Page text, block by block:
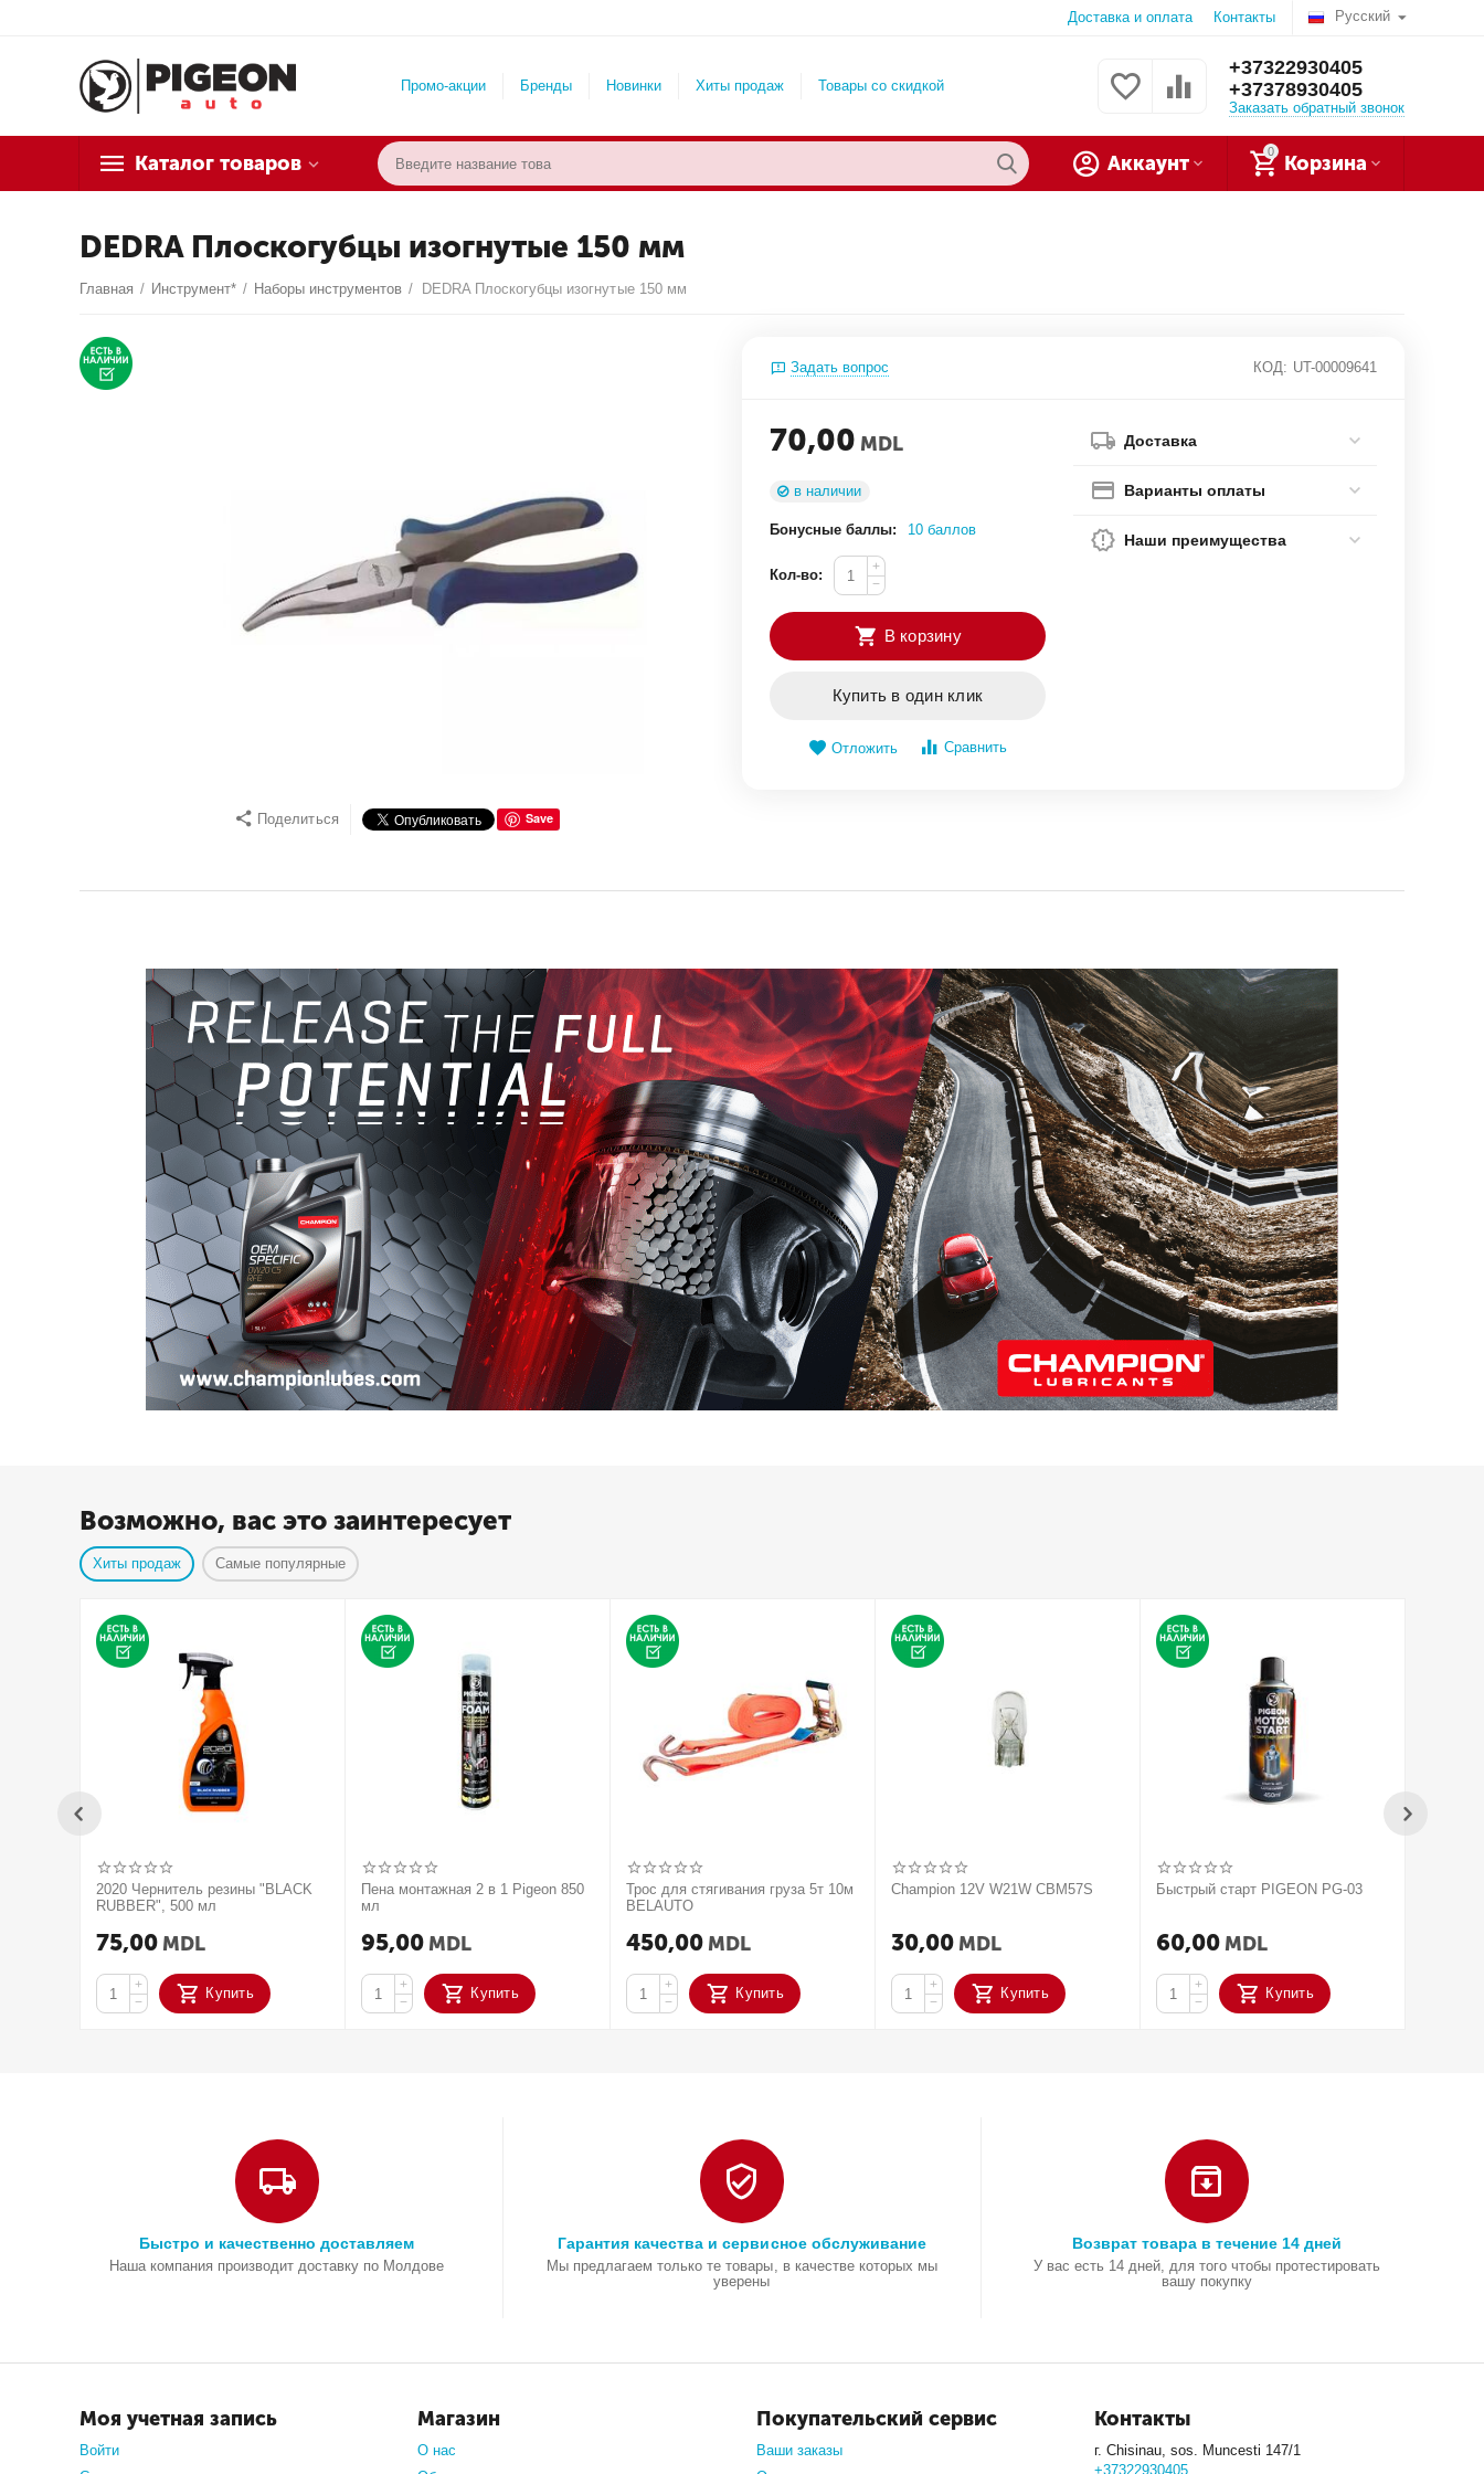
Русский
Доставка и оплата Контакты
Промо-акции Бренды Новинки Хиты продаж Товары со скидкой
+37322930405
+37378930405
Заказать обратный звонок
Каталог товаров
0
Корзина
Аккаунт
DEDRA Плоскогубцы изогнутые 150 мм
Главная / Инструмент* / Наборы инструментов / DEDRA Плоскогубцы изогнутые 150 мм
Поделиться Save
Задать вопрос КОД: UT-00009641
70,00 MDL
в наличии
Бонусные баллы: 10 баллов
Кол-во:
+
−
В корзину
Купить в один клик
Отложить Сравнить
Доставка
Варианты оплаты
Наши преимущества
Возможно, вас это заинтересует
Хиты продаж Самые популярные
2020 Чернитель резины "BLACK
RUBBER", 500 мл
75,00 MDL
+
−
Купить
Пена монтажная 2 в 1 Pigeon 850
мл
95,00 MDL
+
−
Купить
Трос для стягивания груза 5т 10м
BELAUTO
450,00 MDL
+
−
Купить
Champion 12V W21W CBM57S
30,00 MDL
+
−
Купить
Быстрый старт PIGEON PG-03
60,00 MDL
+
−
Купить
Быстро и качественно доставляем
Наша компания производит доставку по Молдове
Гарантия качества и сервисное обслуживание
Мы предлагаем только те товары, в качестве которых мы
уверены
Возврат товара в течение 14 дней
У вас есть 14 дней, для того чтобы протестировать
вашу покупку
Моя учетная запись
Войти
Магазин
О нас
Покупательский сервис
Ваши заказы
Контакты
г. Chisinau, sos. Muncesti 147/1
+37322930405